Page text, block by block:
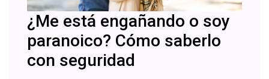
¿Me está engañando o soy
paranoico? Cómo saberlo
con seguridad